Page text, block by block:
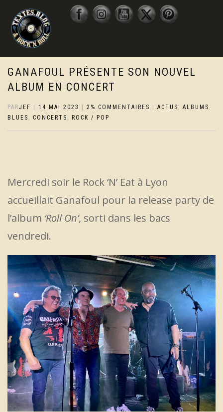
GANAFOUL PRÉSENTE SON NOUVEL
ALBUM EN CONCERT
PARJEF 14 MAI 2023 2% COMMENTAIRES ACTUS , ALBUMS ,
BLUES , CONCERTS , ROCK / POP
Mercredi soir le Rock ‘N’ Eat à Lyon
accueillait Ganafoul pour la release party de
l’album ‘Roll On’, sorti dans les bacs
vendredi.